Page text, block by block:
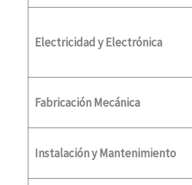
Electricidad y Electrónica
Fabricación Mecánica
Instalación y Mantenimiento